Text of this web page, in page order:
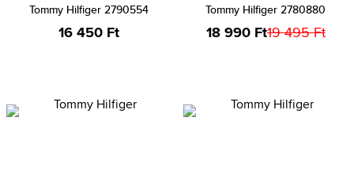
Tommy Hilfiger 2790554
16 450 Ft
Tommy Hilfiger 2780880
18 990 Ft19 495 Ft